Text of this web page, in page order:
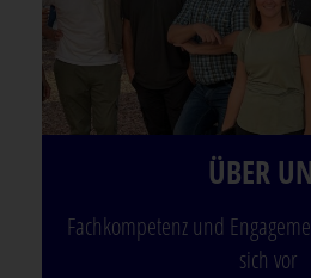
ÜBER
Fachkompetenz und
sich vor